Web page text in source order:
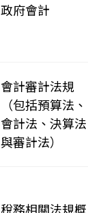
政府會計
會計審計法規
（包括預算法、
會計法、決算法
與審計法）
稅務相關法規概